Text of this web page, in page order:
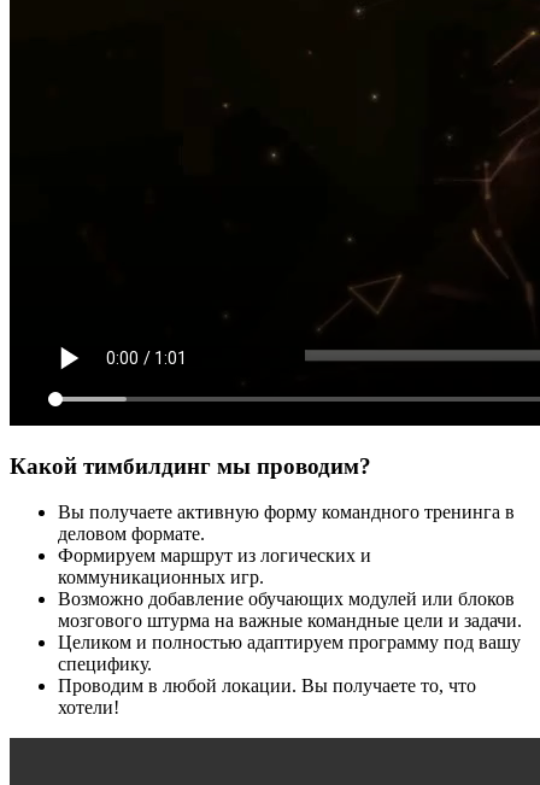
Какой тимбилдинг мы проводим?
Вы получаете активную форму командного тренинга в
деловом формате.
Формируем маршрут из логических и
коммуникационных игр.
Возможно добавление обучающих модулей или блоков
мозгового штурма на важные командные цели и задачи.
Целиком и полностью адаптируем программу под вашу
специфику.
Проводим в любой локации. Вы получаете то, что
хотели!